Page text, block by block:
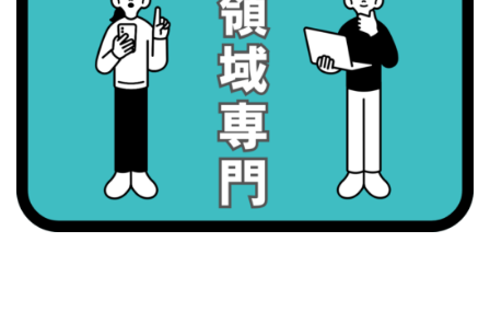
・健康増進普及月間
・歯ヂカラ探究月間
・職場の健康診断実施強化月間
・世界アルツハイマー月間
・健康増進普及月間